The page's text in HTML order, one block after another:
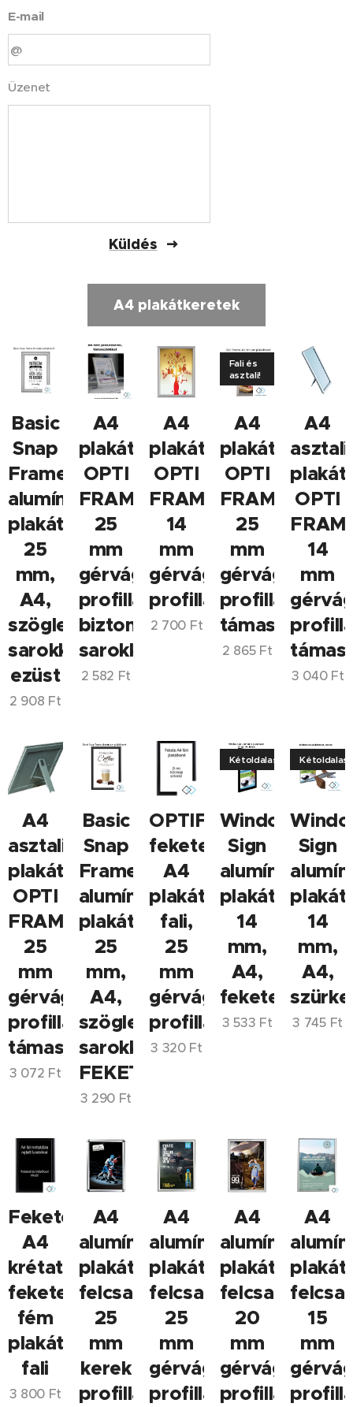
E-mail
Üzenet
Küldés
A4 plakátkeretek
Basic
Snap
Frame
alumínium
plakátkeret
25
mm,
A4,
szögletes
sarokkal,
ezüst
2 908 Ft
A4
plakátkeret
OPTI
FRAME,
25
mm
gérvágott
profillal,
biztonsági
sarokkal
2 582 Ft
A4
plakátkeret
OPTI
FRAME,
14
mm
gérvágott
profillal
2 700 Ft
A4
plakátkeret
OPTI
FRAME,
25
mm
gérvágott
profillal,
támasztékkal
Fali és
asztali!
2 865Ft
A4
asztali
OPTI
14
mm
3 040Ft
A4
asztali
plakátkeret
OPTI
FRAME,
25
mm
gérvágott
profillal,
támasztékkal
3 072 Ft
Basic
Snap
Frame
alumínium
plakátkeret
25
mm,
A4,
szögletes
sarokkal,
FEKETE
3 290 Ft
OPTIFRAME
fekete
A4
plakátkeret,
fali,
25
mm
gérvágott
profillal
3 320Ft
Window
Sign
alumínium
plakátkeret
14
mm,
A4,
fekete
Kétoldalas!
3 533 Ft
Sign
14
mm,
A4,
szürke
Kétoldalas
3 745Ft
Fekete
A4
krétatábla
fekete
fém
plakátkeretben,
fali
3 800Ft
A4
alumínium
plakátkeret,
felcsapható,
25
mm
kerek
profillal
A4
alumínium
plakátkeret,
felcsapható,
25
mm
gérvágott
profillal
A4
alumínium
plakátkeret,
felcsapható,
20
mm
gérvágott
profillal
A4
15
mm